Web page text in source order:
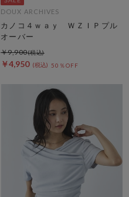
DOUX ARCHIVES
カノコ４ｗａｙ ＷＺＩＰプル
オーバー
￥4,950 50％OFF
￥9,900